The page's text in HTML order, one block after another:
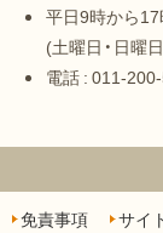
平日9時から
(土曜日・日曜
電話 : 011-
ページの先頭へ
免責事項 サイ